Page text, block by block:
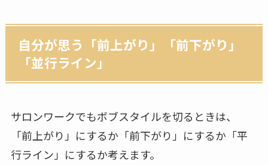
自分が思う「前上がり」「前下がり」
「並行ライン」
サロンワークでもボブスタイルを切るときは、
「前上がり」にするか「前下がり」にするか「平
行ライン」にするか考えます。